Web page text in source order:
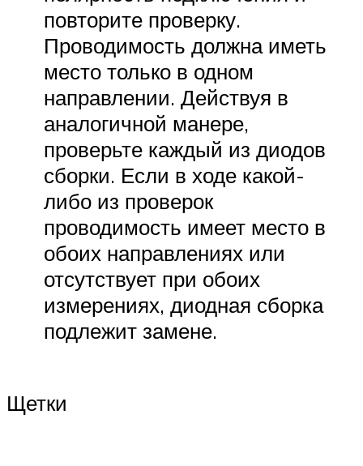
повторите проверку.
Проводимость должна иметь
место только в одном
направлении. Действуя в
аналогичной манере,
проверьте каждый из диодов
сборки. Если в ходе какой-
либо из проверок
проводимость имеет место в
обоих направлениях или
отсутствует при обоих
измерениях, диодная сборка
подлежит замене.
Щетки